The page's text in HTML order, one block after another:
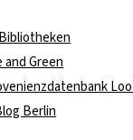
Green
Berlin